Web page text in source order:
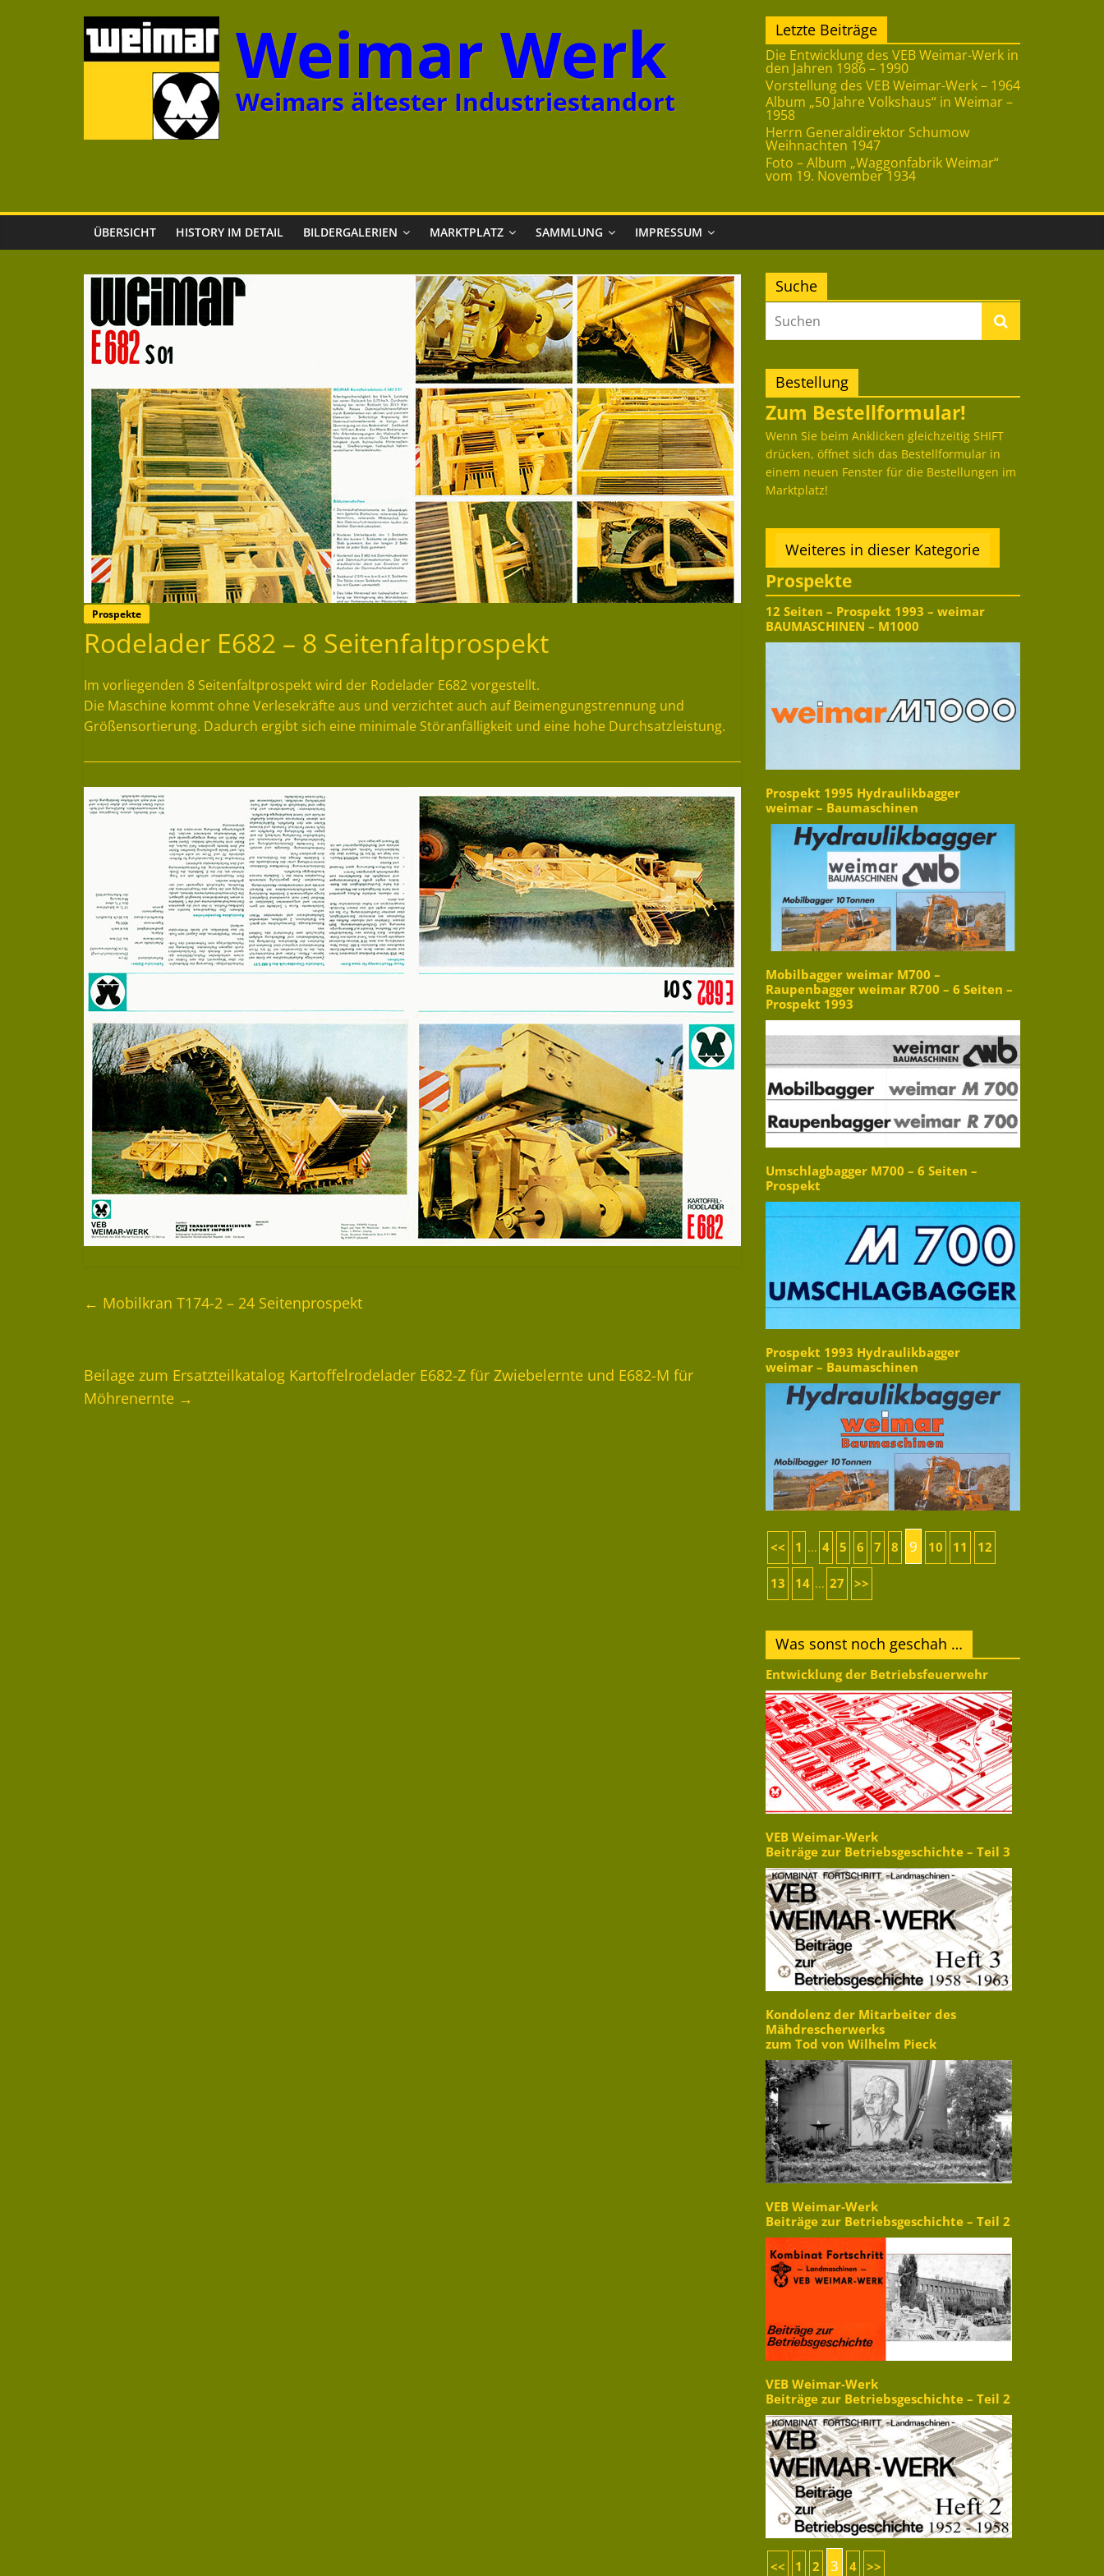
Weimar Werk
Weimars ältester Industriestandort
Letzte Beiträge
Die Entwicklung des VEB Weimar-Werk in
den Jahren 1986 – 1990
Vorstellung des VEB Weimar-Werk – 1964
Album „50 Jahre Volkshaus“ in Weimar –
1958
Herrn Generaldirektor Schumow
Weihnachten 1947
Foto – Album „Waggonfabrik Weimar“
vom 19. November 1934
ÜBERSICHT HISTORY IM DETAIL BILDERGALERIEN MARKTPLATZ SAMMLUNG IMPRESSUM
Prospekte
Rodelader E682 – 8 Seitenfaltprospekt
Im vorliegenden 8 Seitenfaltprospekt wird der Rodelader E682 vorgestellt.
Die Maschine kommt ohne Verlesekräfte aus und verzichtet auch auf Beimengungstrennung und
Größensortierung. Dadurch ergibt sich eine minimale Störanfälligkeit und eine hohe Durchsatzleistung.
← Mobilkran T174-2 – 24 Seitenprospekt
Beilage zum Ersatzteilkatalog Kartoffelrodelader E682-Z für Zwiebelernte und E682-M für
Möhrenernte →
Suche
Bestellung
Zum Bestellformular!
Wenn Sie beim Anklicken gleichzeitig SHIFT
drücken, öffnet sich das Bestellformular in
einem neuen Fenster für die Bestellungen im
Marktplatz!
Weiteres in dieser Kategorie
Prospekte
12 Seiten – Prospekt 1993 – weimar
BAUMASCHINEN – M1000
Prospekt 1995 Hydraulikbagger
weimar – Baumaschinen
Mobilbagger weimar M700 –
Raupenbagger weimar R700 – 6 Seiten –
Prospekt 1993
Umschlagbagger M700 – 6 Seiten –
Prospekt
Prospekt 1993 Hydraulikbagger
weimar – Baumaschinen
<< 1 ... 4 5 6 7 8 9 10 11 12
13 14 ... 27 >>
Was sonst noch geschah …
Entwicklung der Betriebsfeuerwehr
VEB Weimar-Werk
Beiträge zur Betriebsgeschichte – Teil 3
Kondolenz der Mitarbeiter des
Mähdrescherwerks
zum Tod von Wilhelm Pieck
VEB Weimar-Werk
Beiträge zur Betriebsgeschichte – Teil 2
VEB Weimar-Werk
Beiträge zur Betriebsgeschichte – Teil 2
<< 1 2 3 4 >>